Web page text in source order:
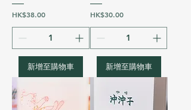
價格
HK$38.00
新增至購物車
價格
HK$30.00
新增至購物車